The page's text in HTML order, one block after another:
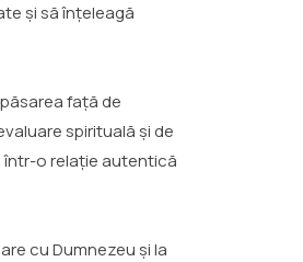
și să înțeleagă
față de
spirituală și de
într-o relație autentică
cu Dumnezeu și la